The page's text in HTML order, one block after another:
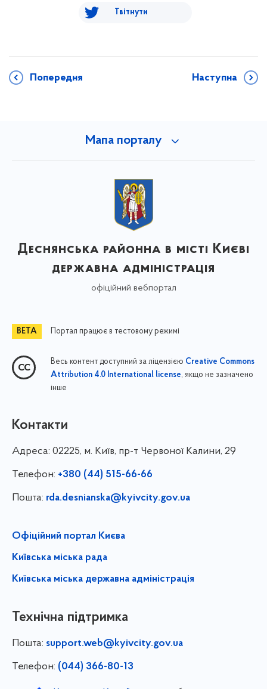
Твітнути
Попередня Наступна
Мапа порталу
Деснянська районна в місті Києві
державна адміністрація
офіційний вебпортал
Портал працює в тестовому режимі
Весь контент доступний за ліцензією Creative Commons
Attribution 4.0 International license, якщо не зазначено
інше
Контакти
Адреса: 02225, м. Київ, пр-т Червоної Калини, 29
Телефон: +380 (44) 515-66-66
Пошта: rda.desnianska@kyivcity.gov.ua
Офіційний портал Києва
Київська міська рада
Київська міська державна адміністрація
Технічна підтримка
Пошта: support.web@kyivcity.gov.ua
Телефон: (044) 366-80-13